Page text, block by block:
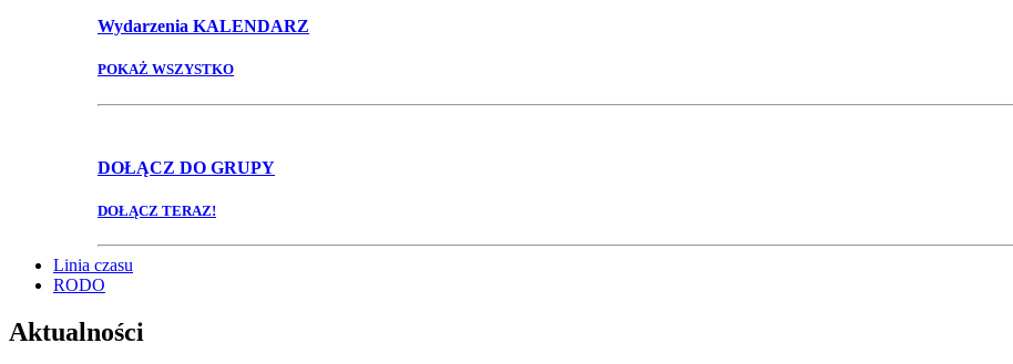
Wydarzenia KALENDARZ
POKAŻ WSZYSTKO
DOŁĄCZ DO GRUPY
DOŁĄCZ TERAZ!
Linia czasu
RODO
Aktualności